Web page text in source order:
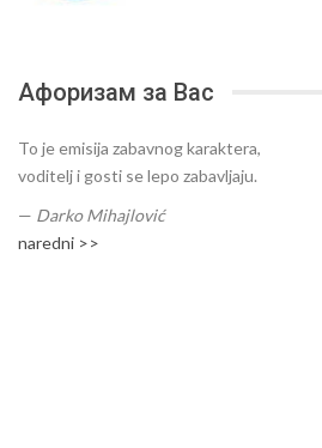
Афоризам за Вас
To je emisija zabavnog karaktera,
voditelj i gosti se lepo zabavljaju.
— Darko Mihajlović
naredni >>